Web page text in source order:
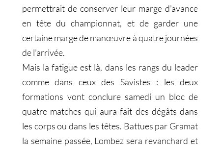
permettrait de conserver leur marge d’avance
en tête du championnat, et de garder une
certaine marge de manœuvre à quatre journées
de l’arrivée.
Mais la fatigue est là, dans les rangs du leader
comme dans ceux des Savistes : les deux
formations vont conclure samedi un bloc de
quatre matches qui aura fait des dégâts dans
les corps ou dans les têtes. Battues par Gramat
la semaine passée, Lombez sera revanchard et